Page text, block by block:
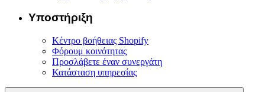
Υποστήριξη
Κέντρο βοήθειας Shopify
Φόρουμ κοινότητας
Προσλάβετε έναν συνεργάτη
Κατάσταση υπηρεσίας